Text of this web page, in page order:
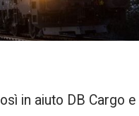
in aiuto DB Cargo